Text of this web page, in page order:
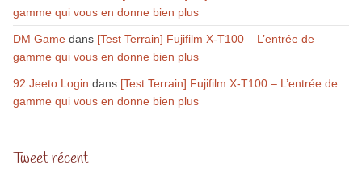
gamme qui vous en donne bien plus
DM Gamedans [Test Terrain] Fujifilm X-T100 – L’entrée de
gamme qui vous en donne bien plus
92 Jeeto Login dans [Test Terrain] Fujifilm X-T100 – L’entrée de
gamme qui vous en donne bien plus
Tweet récent